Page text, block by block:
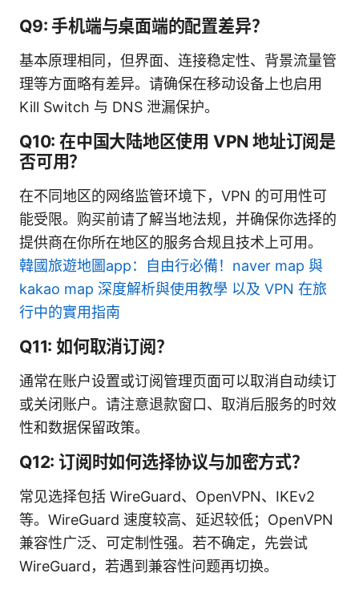
Q9: 手机端与桌面端的配置差异？
基本原理相同，但界面、连接稳定性、背景流量管
理等方面略有差异。请确保在移动设备上也启用
Kill Switch 与 DNS 泄漏保护。
Q10: 在中国大陆地区使用 VPN 地址订阅是
否可用？
在不同地区的网络监管环境下，VPN 的可用性可
能受限。购买前请了解当地法规，并确保你选择的
提供商在你所在地区的服务合规且技术上可用。
韓國旅遊地圖app：自由行必備！naver map 與
kakao map 深度解析與使用教學 以及 VPN 在旅
行中的實用指南
Q11: 如何取消订阅？
通常在账户设置或订阅管理页面可以取消自动续订
或关闭账户。请注意退款窗口、取消后服务的时效
性和数据保留政策。
Q12: 订阅时如何选择协议与加密方式？
常见选择包括 WireGuard、OpenVPN、IKEv2
等。WireGuard 速度较高、延迟较低；OpenVPN
兼容性广泛、可定制性强。若不确定，先尝试
WireGuard，若遇到兼容性问题再切换。